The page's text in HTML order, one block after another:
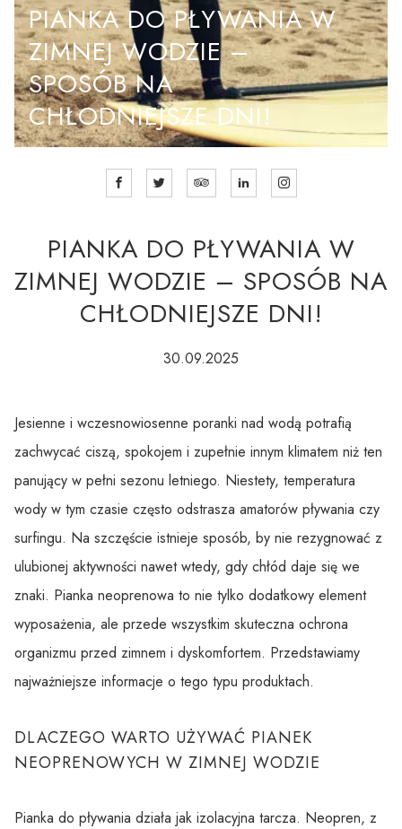
PIANKA DO PŁYWANIA W
ZIMNEJ WODZIE –
SPOSÓB NA
CHŁODNIEJSZE DNI!
PIANKA DO PŁYWANIA W
ZIMNEJ WODZIE – SPOSÓB NA
CHŁODNIEJSZE DNI!
30.09.2025
Jesienne i wczesnowiosenne poranki nad wodą potrafią
zachwycać ciszą, spokojem i zupełnie innym klimatem niż ten
panujący w pełni sezonu letniego. Niestety, temperatura
wody w tym czasie często odstrasza amatorów pływania czy
surfingu. Na szczęście istnieje sposób, by nie rezygnować z
ulubionej aktywności nawet wtedy, gdy chłód daje się we
znaki. Pianka neoprenowa to nie tylko dodatkowy element
wyposażenia, ale przede wszystkim skuteczna ochrona
organizmu przed zimnem i dyskomfortem. Przedstawiamy
najważniejsze informacje o tego typu produktach.
DLACZEGO WARTO UŻYWAĆ PIANEK
NEOPRENOWYCH W ZIMNEJ WODZIE
Pianka do pływania działa jak izolacyjna tarcza. Neopren, z